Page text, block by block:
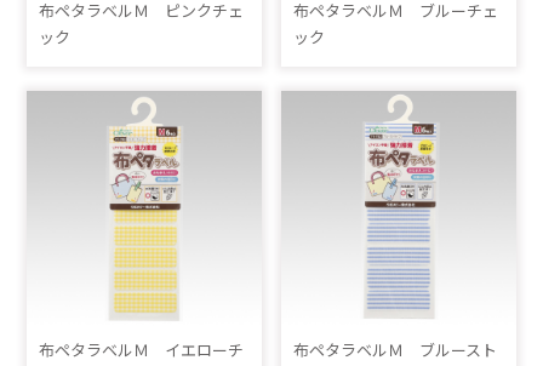
布ペタラベルＭ ピンクチェ
ック
布ペタラベルＭ ブルーチェ
ック
布ペタラベルＭ イエローチ
布ペタラベルＭ ブルースト